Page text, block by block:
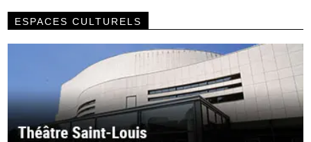
ESPACES CULTURELS